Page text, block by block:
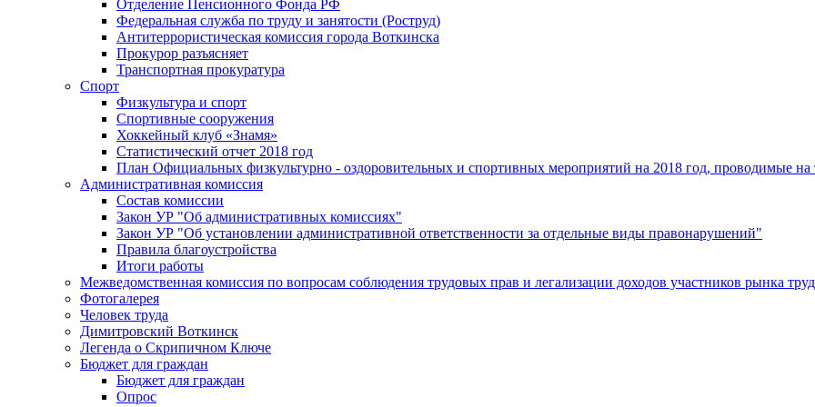
Отделение Пенсионного Фонда РФ
Федеральная служба по труду и занятости (Роструд)
Антитеррористическая комиссия города Воткинска
Прокурор разъясняет
Транспортная прокуратура
Спорт
Физкультура и спорт
Спортивные сооружения
Хоккейный клуб «Знамя»
Статистический отчет 2018 год
План Официальных физкультурно - оздоровительных и спортивных мероприятий на 2018 год, проводимые
Административная комиссия
Состав комиссии
Закон УР "Об административных комиссиях"
Закон УР "Об установлении административной ответственности за отдельные виды правонарушений"
Правила благоустройства
Итоги работы
Межведомственная комиссия по вопросам соблюдения трудовых прав и легализации доходов участников рынка
Фотогалерея
Человек труда
Димитровский Воткинск
Легенда о Скрипичном Ключе
Бюджет для граждан
Бюджет для граждан
Опрос